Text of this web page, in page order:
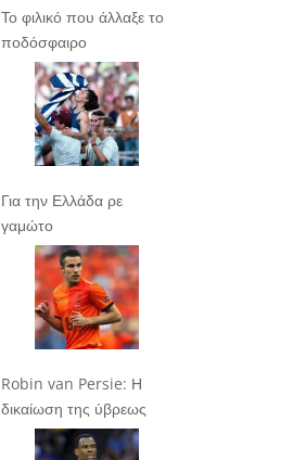
Το φιλικό που άλλαξε το
ποδόσφαιρο
Για την Ελλάδα ρε
γαμώτο
Robin van Persie: Η
δικαίωση της ύβρεως